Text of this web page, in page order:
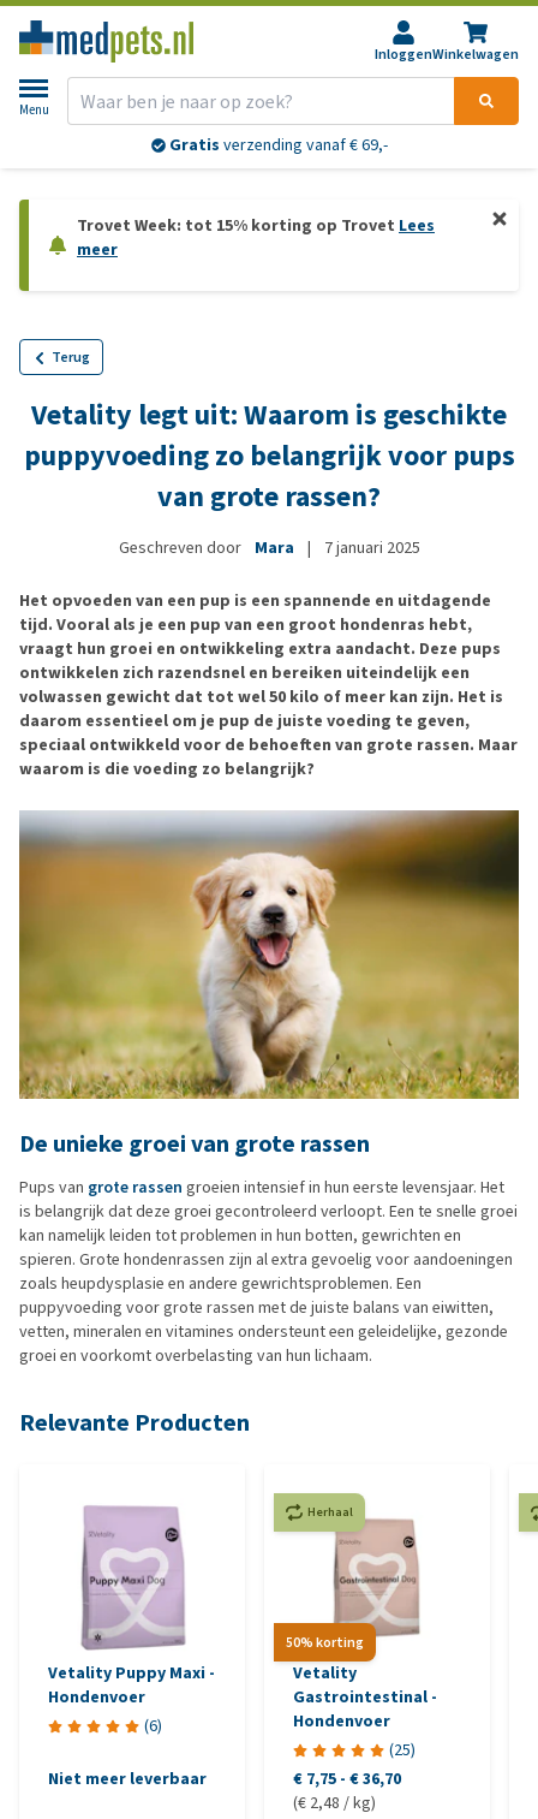
InloggenWinkelwagen
Menu
Gratis verzending vanaf € 69,-
Trovet Week: tot 15% korting op Trovet Lees
meer
Terug
Vetality legt uit: Waarom is geschikte
puppyvoeding zo belangrijk voor pups
van grote rassen?
Geschreven door Mara | 7 januari 2025
Het opvoeden van een pup is een spannende en uitdagende
tijd. Vooral als je een pup van een groot hondenras hebt,
vraagt hun groei en ontwikkeling extra aandacht. Deze pups
ontwikkelen zich razendsnel en bereiken uiteindelijk een
volwassen gewicht dat tot wel 50 kilo of meer kan zijn. Het is
daarom essentieel om je pup de juiste voeding te geven,
speciaal ontwikkeld voor de behoeften van grote rassen. Maar
waarom is die voeding zo belangrijk?
De unieke groei van grote rassen
Pups van grote rassen groeien intensief in hun eerste levensjaar. Het
is belangrijk dat deze groei gecontroleerd verloopt. Een te snelle groei
kan namelijk leiden tot problemen in hun botten, gewrichten en
spieren. Grote hondenrassen zijn al extra gevoelig voor aandoeningen
zoals heupdysplasie en andere gewrichtsproblemen. Een
puppyvoeding voor grote rassen met de juiste balans van eiwitten,
vetten, mineralen en vitamines ondersteunt een geleidelijke, gezonde
groei en voorkomt overbelasting van hun lichaam.
Relevante Producten
Vetality Puppy Maxi -
Hondenvoer
(6)
Niet meer leverbaar
50% korting
Herhaal
Vetality
Gastrointestinal -
Hondenvoer
(25)
€ 7,75 - € 36,70
(€ 2,48 / kg)